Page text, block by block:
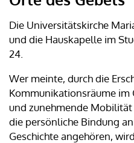
Die Universitätskirche
und die Hauskapelle im
24.
Wer meinte, durch die
Kommunikationsräume im
und zunehmende
die persönliche Bindung
Geschichte angehören,